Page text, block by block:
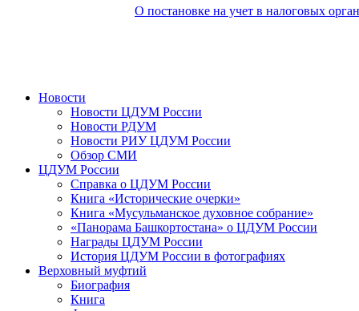
О постановке на учет в налоговых
Новости
Новости ЦДУМ России
Новости РДУМ
Новости РИУ ЦДУМ России
Обзор СМИ
ЦДУМ России
Справка о ЦДУМ России
Книга «Исторические очерки»
Книга «Мусульманское духовное собрание»
«Панорама Башкортостана» о ЦДУМ России
Награды ЦДУМ России
История ЦДУМ России в фотографиях
Верховный муфтий
Биография
Книга